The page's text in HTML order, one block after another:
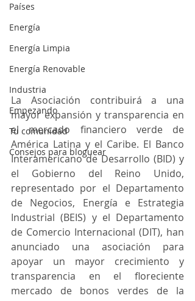
Países
Energía
Energía Limpia
Energía Renovable
Industria
Empezando
Tu comunidad
Consejos para bloguear
La Asociación contribuirá a una
mayor expansión y transparencia en
el mercado financiero verde de
América Latina y el Caribe. El Banco
Interamericano de Desarrollo (BID) y
el Gobierno del Reino Unido,
representado por el Departamento
de Negocios, Energía e Estrategia
Industrial (BEIS) y el Departamento
de Comercio Internacional (DIT), han
anunciado una asociación para
apoyar un mayor crecimiento y
transparencia en el floreciente
mercado de bonos verdes de la